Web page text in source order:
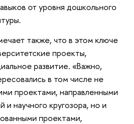
от уровня дошкольного
также, что в этом ключе
проекты,
развитие. «Важно,
в том числе не
проектами, направленными
и научного кругозора, но и
проектами,